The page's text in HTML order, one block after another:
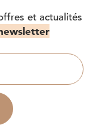
et actualités